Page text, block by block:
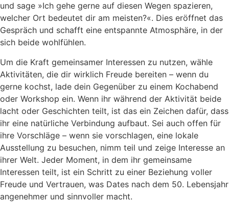
und sage »Ich gehe gerne auf diesen Wegen spazieren,
welcher Ort bedeutet dir am meisten?«. Dies eröffnet das
Gespräch und schafft eine entspannte Atmosphäre, in der
sich beide wohlfühlen.
Um die Kraft gemeinsamer Interessen zu nutzen, wähle
Aktivitäten, die dir wirklich Freude bereiten – wenn du
gerne kochst, lade dein Gegenüber zu einem Kochabend
oder Workshop ein. Wenn ihr während der Aktivität beide
lacht oder Geschichten teilt, ist das ein Zeichen dafür, dass
ihr eine natürliche Verbindung aufbaut. Sei auch offen für
ihre Vorschläge – wenn sie vorschlagen, eine lokale
Ausstellung zu besuchen, nimm teil und zeige Interesse an
ihrer Welt. Jeder Moment, in dem ihr gemeinsame
Interessen teilt, ist ein Schritt zu einer Beziehung voller
Freude und Vertrauen, was Dates nach dem 50. Lebensjahr
angenehmer und sinnvoller macht.